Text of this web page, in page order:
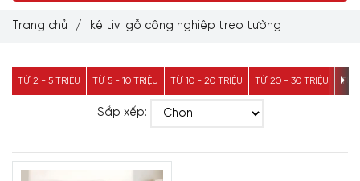
Trang chủ / kệ tivi gỗ công nghiệp treo tường
TỪ 2 - 5 TRIỆU TỪ 5 - 10 TRIỆU TỪ 10 - 20 TRIỆU TỪ 20 - 30 TRIỆU TỪ
Sắp xếp: